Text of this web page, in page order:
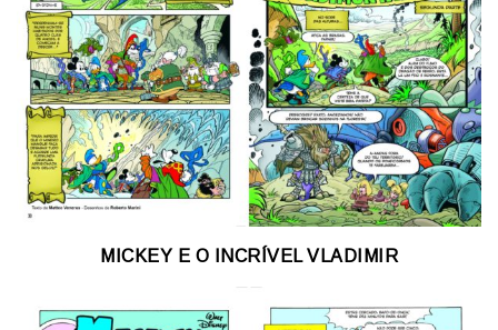
MICKEY E O INCRÍVEL VLADIMIR